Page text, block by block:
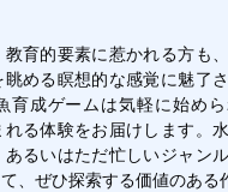
育的要素に惹かれる方も
める瞑想的な感覚に魅了
育成ゲームは気軽に始め
る体験をお届けします。水
るいはただ忙しいジャン
、ぜひ探索する価値のある